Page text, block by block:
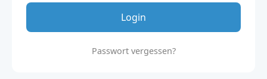
Login
Passwort vergessen?